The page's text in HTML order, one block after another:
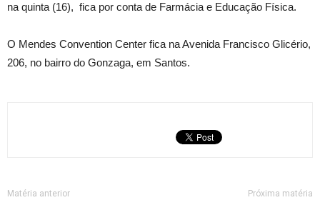
na quinta (16), fica por conta de Farmácia e Educação Física.
O Mendes Convention Center fica na Avenida Francisco Glicério,
206, no bairro do Gonzaga, em Santos.
Matéria anterior Próxima matéria